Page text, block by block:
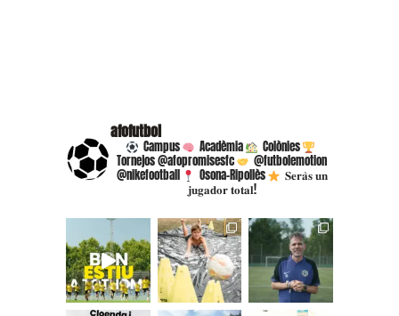
afofutbol
Campus Acadèmia
Colònies
Tornejos @afopromisesfc
@futbolemotion
@nikefootball
Osona-Ripollès
𝐒𝐞𝐫𝐚̀𝐬 𝐮𝐧
𝐣𝐮𝐠𝐚𝐝𝐨𝐫 𝐭𝐨𝐭𝐚𝐥!